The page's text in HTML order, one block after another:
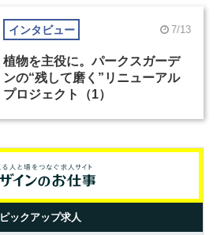
インタビュー 7/13
植物を主役に。パークスガーデ
ンの“残して磨く”リニューアル
プロジェクト（1）
ピックアップ求人